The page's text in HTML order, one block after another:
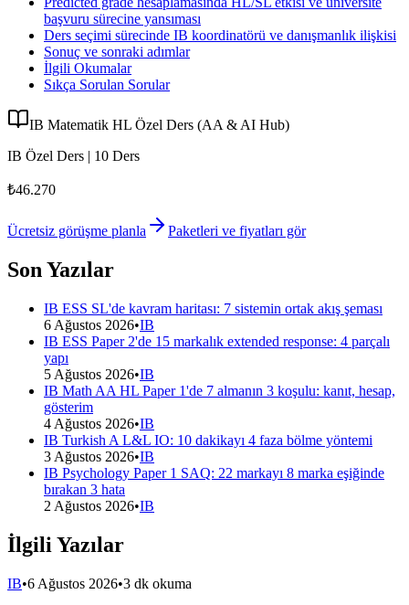
başvuru sürecine yansıması
Ders seçimi sürecinde IB koordinatörü ve danışmanlık ilişkisi
Sonuç ve sonraki adımlar
İlgili Okumalar
Sıkça Sorulan Sorular
IB Matematik HL Özel Ders (AA & AI Hub)
IB Özel Ders | 10 Ders
₺46.270
Ücretsiz görüşme planla Paketleri ve fiyatları gör
Son Yazılar
IB ESS SL'de kavram haritası: 7 sistemin ortak akış şeması
6 Ağustos 2026•IB
IB ESS Paper 2'de 15 markalık extended response: 4 parçalı
yapı
5 Ağustos 2026•IB
IB Math AA HL Paper 1'de 7 almanın 3 koşulu: kanıt, hesap,
gösterim
4 Ağustos 2026•IB
IB Turkish A L&L IO: 10 dakikayı 4 faza bölme yöntemi
3 Ağustos 2026•IB
IB Psychology Paper 1 SAQ: 22 markayı 8 marka eşiğinde
bırakan 3 hata
2 Ağustos 2026•IB
İlgili Yazılar
IB•6 Ağustos 2026•3 dk okuma